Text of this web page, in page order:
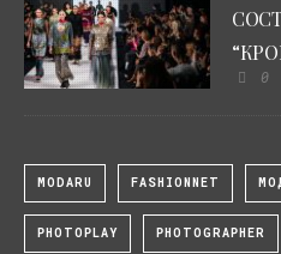
0
MODARU FASHIONNET
PHOTOPLAY PHOTOGRAPHER